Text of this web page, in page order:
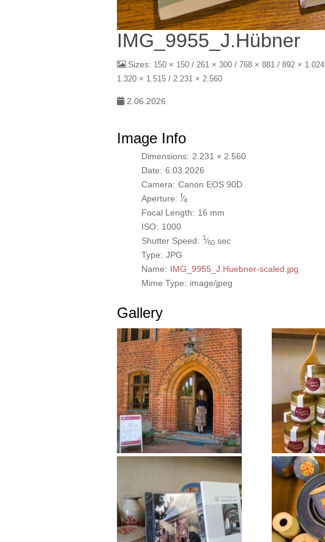
IMG_9955_J.Hübner
Sizes: 150 × 150 / 261 × 300 / 768 × 881 / 892 × 1.024
1.320 × 1.515 / 2.231 × 2.560
2.06.2026
Image Info
Dimensions: 2.231 × 2.560
Date: 6.03.2026
Camera: Canon EOS 90D
Aperture: f⁄4
Focal Length: 16 mm
ISO: 1000
Shutter Speed: 1⁄60 sec
Type: JPG
Name: IMG_9955_J.Huebner-scaled.jpg
Mime Type: image/jpeg
Gallery